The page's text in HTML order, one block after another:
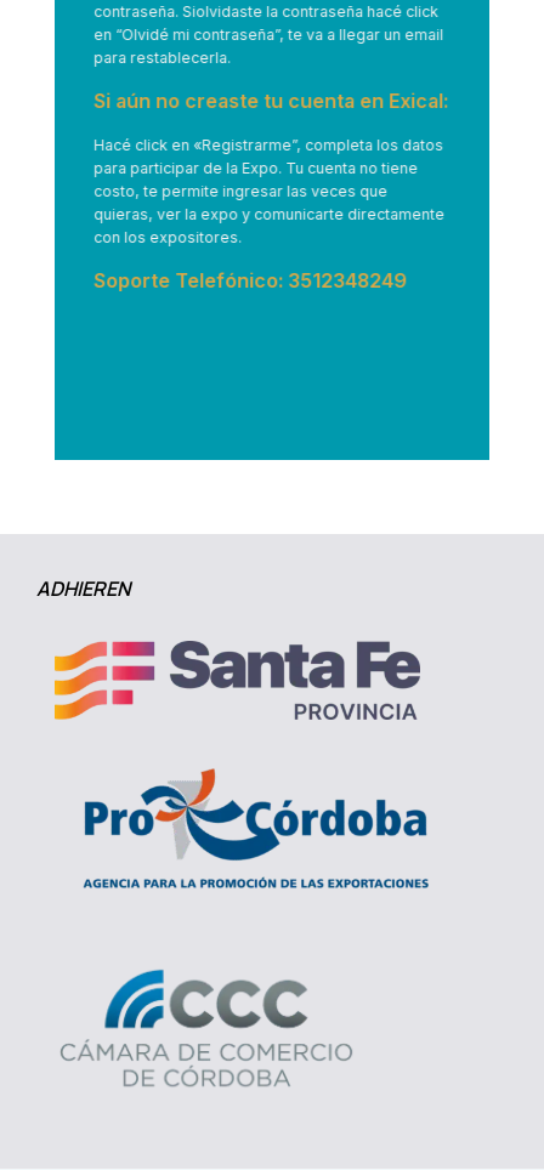
contraseña. Siolvidaste la contraseña hacé click
en “Olvidé mi contraseña”, te va a llegar un email
para restablecerla.
Si aún no creaste tu cuenta en Exical:
Hacé click en «Registrarme”, completa los datos
para participar de la Expo. Tu cuenta no tiene
costo, te permite ingresar las veces que
quieras, ver la expo y comunicarte directamente
con los expositores.
Soporte Telefónico: 3512348249
ADHIEREN